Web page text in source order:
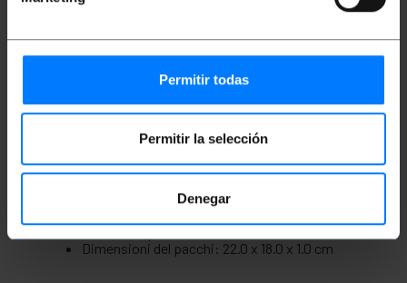
Permitir todas
Permitir la selección
Denegar
tablet e altri dispositivi con porte USB-A.
femmina.
< li>Lunghezza cavo: 3 metri.
Tecnologia USB 2.0.
Misure e pesi
Dimensioni del pacchi: 22.0 x 18.0 x 1.0 cm